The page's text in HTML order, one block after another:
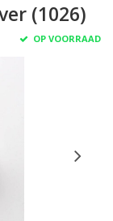
(1026)
OP VOORRAAD